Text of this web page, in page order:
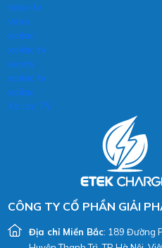
vebo tv
vebo
xoilac
xoilac tv
xemtv
xoilac tv
xoilac
Xoilac TV
CÔNG TY CỔ PHẦN GIẢI
Địa chỉ Miền Bắc: 189 Đường